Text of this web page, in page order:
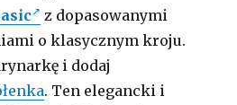
z dopasowanymi
o klasycznym kroju.
i dodaj
. Ten elegancki i